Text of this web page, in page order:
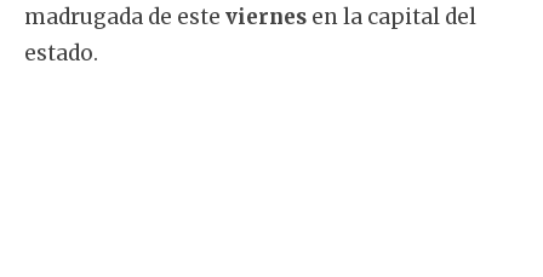
madrugada de este viernes en la capital del
estado.